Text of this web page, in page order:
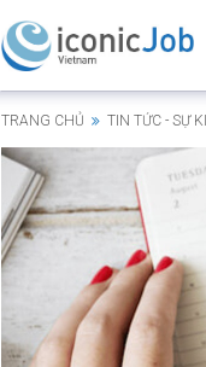
TRANG CHỦ TIN TỨC - SỰ